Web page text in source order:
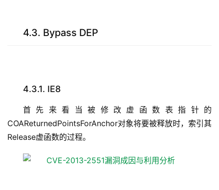
4.3. Bypass DEP
4.3.1. IE8
首先来看当被修改虚函数表指针的
COAReturnedPointsForAnchor对象将要被释放时，索引其
Release虚函数的过程。